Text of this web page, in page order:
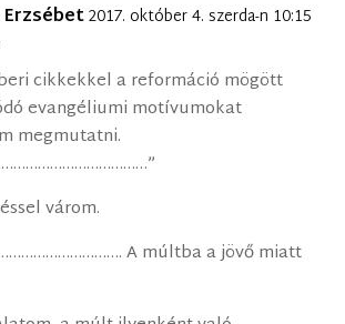
2017. október 4. szerda-n 10:15
cikkekkel a reformáció mögött
evangéliumi motívumokat
megmutatni.
várom.
A múltba a jövő miatt